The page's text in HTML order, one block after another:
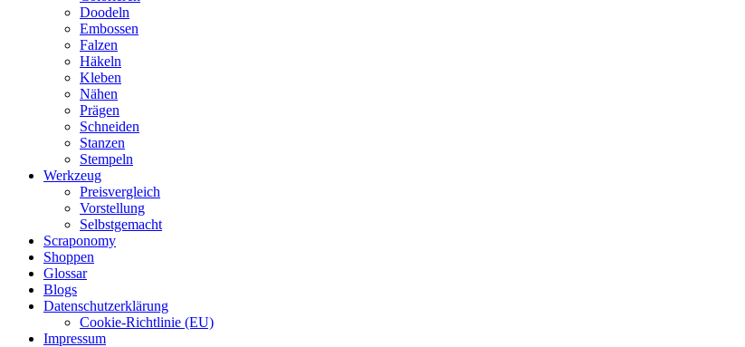
Doodeln
Embossen
Falzen
Häkeln
Kleben
Nähen
Prägen
Schneiden
Stanzen
Stempeln
Werkzeug
Preisvergleich
Vorstellung
Selbstgemacht
Scraponomy
Shoppen
Glossar
Blogs
Datenschutzerklärung
Cookie-Richtlinie (EU)
Impressum